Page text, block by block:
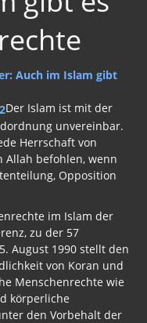
unvereinbar.
Herrschaft von
befohlen, wenn
Opposition
im Islam der
zu der 57
August 1990 stellt den
von Koran und
Menschenrechte wie
körperliche
den Vorbehalt der